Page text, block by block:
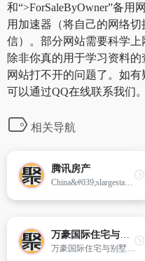
和“>ForSaleByOwner”备
用加速器（将自己的网络
信）。部分网站需要科学上
除非你真的用于学习资料
网站打不开的问题了。如
可以通过QQ在线联系我们。
相关导航
腾讯房产
China&#039;slargestandmostusedInternetserviceportalownedbyTencent,IncfoundedinNovember,1998.Presently,Tencentisaimingitsoperationsatthestrategicgoalofprovidinguserswitha"one-stoponlinelifeservice".Tencent&#039;sInternetplatformsQQ,QQ.com,QQGames,andPaiPai.comhavebroughttogetherChina&#039;sla...
万豪国际住宅与别墅
万豪国际住宅与别墅集团(Homes&VillasbyMarriottInternational)是一家全球性的房屋租赁服务,精选了一组精选的专业物业管理公司提供的精选高档和豪华房屋租赁服务。Homes＆Villas在250多个目的地拥有成千上万的房屋,Homes＆Villas通过值得信赖的旅行品牌为客人提供整个房屋的空间,并提供最好的奖赏福利。